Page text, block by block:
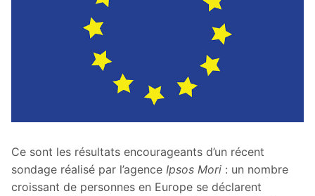
Ce sont les résultats encourageants d’un récent
sondage réalisé par l’agence Ipsos Mori : un nombre
croissant de personnes en Europe se déclarent